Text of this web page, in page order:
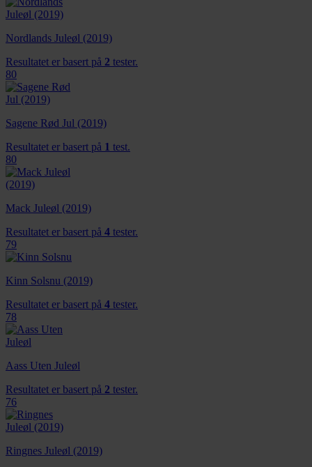
Nordlands Juleøl (2019)
Resultatet er basert på 2 tester.
80
Sagene Rød Jul (2019)
Resultatet er basert på 1 test.
80
Mack Juleøl (2019)
Resultatet er basert på 4 tester.
79
Kinn Solsnu (2019)
Resultatet er basert på 4 tester.
78
Aass Uten Juleøl
Resultatet er basert på 2 tester.
76
Ringnes Juleøl (2019)